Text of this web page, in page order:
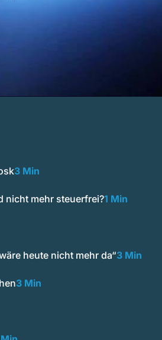
3 Min
nicht mehr steuerfrei?1 Min
heute nicht mehr da“3 Min
3 Min